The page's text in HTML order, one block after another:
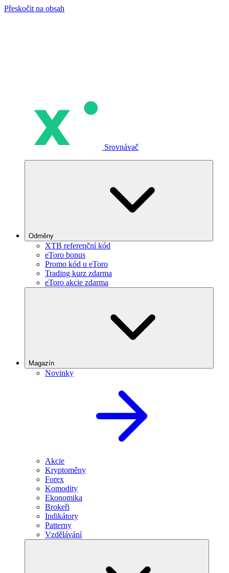
Přeskočit na obsah
Srovnávač
Odměny
XTB referenční kód
eToro bonus
Promo kód u eToro
Trading kurz zdarma
eToro akcie zdarma
Magazín
Novinky
Akcie
Kryptoměny
Forex
Komodity
Ekonomika
Brokeři
Indikátory
Patterny
Vzdělávání